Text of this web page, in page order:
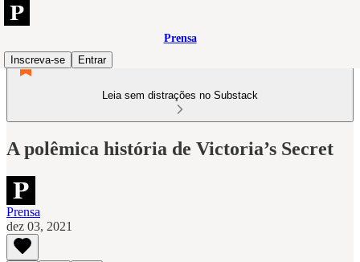
Prensa
Inscreva-se
Entrar
Leia sem distrações no Substack
A polêmica história de Victoria’s Secret
Prensa
dez 03, 2021